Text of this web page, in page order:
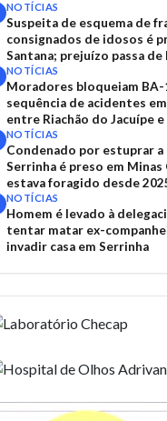
NOTÍCIAS
Suspeita de esquema de
consignados de idosos é
Santana; prejuízo passa de
NOTÍCIAS
Moradores bloqueiam BA-
sequência de acidentes
entre Riachão do Jacuípe
NOTÍCIAS
Condenado por estuprar a
Serrinha é preso em Minas
estava foragido desde
NOTÍCIAS
Homem é levado à
tentar matar ex-
invadir casa em Serrinha